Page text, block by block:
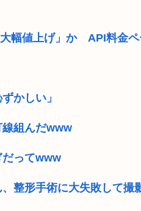
大幅値上げ」か API料金
かしい」
線組んだwww
だってwww
整形手術に大失敗して撮